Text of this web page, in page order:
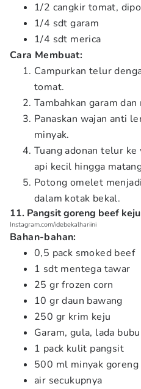
1/2 cangkir tomat,
1/4 sdt garam
1/4 sdt merica
Cara Membuat:
Campurkan telur
tomat.
Tambahkan garam
Panaskan wajan anti
minyak.
Tuang adonan telur ke
api kecil hingga
Potong omelet
dalam kotak bekal.
11. Pangsit goreng beef keju
Instagram.com/idebekalhariini
Bahan-bahan:
0,5 pack smoked beef
1 sdt mentega tawar
25 gr frozen corn
10 gr daun bawang
250 gr krim keju
Garam, gula, lada
1 pack kulit pangsit
500 ml minyak goreng
air secukupnya